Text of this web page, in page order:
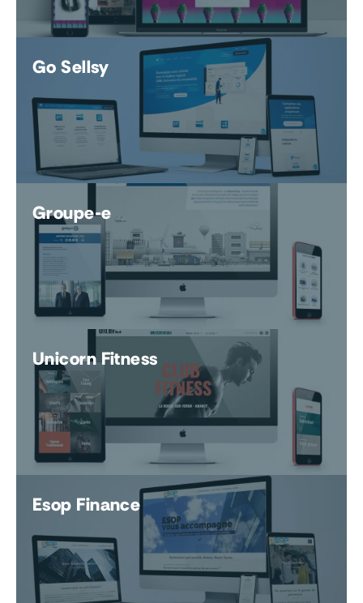
Go Sellsy
Groupe-e
Unicorn Fitness
Esop Finance